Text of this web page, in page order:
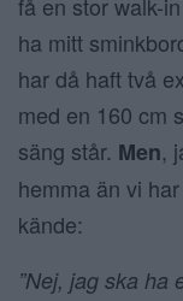
ha mitt
har då haft två
med en 160 cm
säng står. Men,
hemma än vi
kände:
”Nej, jag ska ha